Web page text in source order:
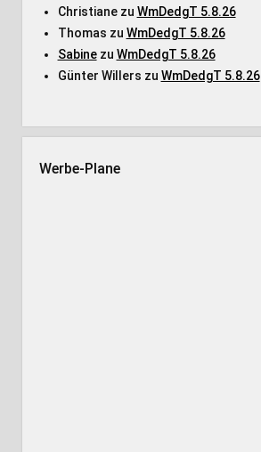
Christianezu WmDedgT 5.8.26
Thomas zu WmDedgT 5.8.26
Sabinezu WmDedgT 5.8.26
Günter Willers zu WmDedgT 5.8.26
Werbe-Plane